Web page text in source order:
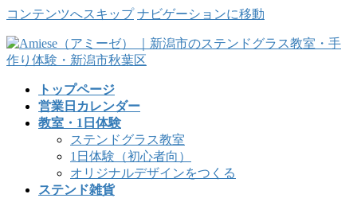
コンテンツへスキップ ナビゲーションに移動
トップページ
営業日カレンダー
教室・1日体験
ステンドグラス教室
1日体験（初心者向）
オリジナルデザインをつくる
ステンド雑貨